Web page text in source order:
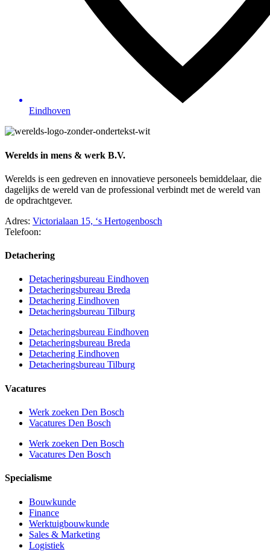
Eindhoven
Werelds in mens & werk B.V.
Werelds is een gedreven en innovatieve personeels bemiddelaar, die
dagelijks de wereld van de professional verbindt met de wereld van
de opdrachtgever.
Adres: Victorialaan 15, ‘s Hertogenbosch
Telefoon:
Detachering
Detacheringsbureau Eindhoven
Detacheringsbureau Breda
Detachering Eindhoven
Detacheringsbureau Tilburg
Detacheringsbureau Eindhoven
Detacheringsbureau Breda
Detachering Eindhoven
Detacheringsbureau Tilburg
Vacatures
Werk zoeken Den Bosch
Vacatures Den Bosch
Werk zoeken Den Bosch
Vacatures Den Bosch
Specialisme
Bouwkunde
Finance
Werktuigbouwkunde
Sales & Marketing
Logistiek